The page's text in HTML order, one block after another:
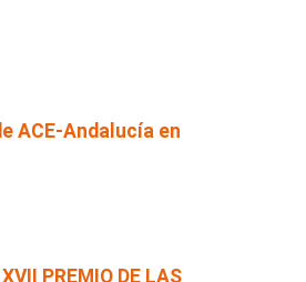
ACE-Andalucía en
PREMIO DE LAS